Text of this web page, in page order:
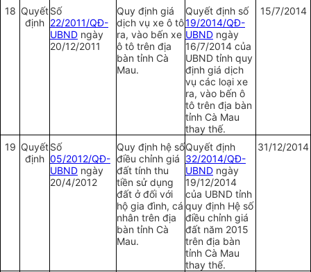
18 Quyết
định
Số
22/2011/QĐ-
UBND ngày
20/12/2011
Quy định giá
dịch vụ xe ô tô
ra, vào bến xe
ô tô trên địa
bàn tỉnh Cà
Mau.
Quyết định số
19/2014/QĐ-
UBND ngày
16/7/2014 của
UBND tỉnh quy
định giá dịch
vụ các loại xe
ra, vào bến ô
tô trên địa bàn
tỉnh Cà Mau
thay thế.
15/7/2014
19 Quyết
định
Số
05/2012/QĐ-
UBND ngày
20/4/2012
Quy định hệ số
điều chỉnh giá
đất tính thu
tiền sử dụng
đất ở đối với
hộ gia đình, cá
nhân trên địa
bàn tỉnh Cà
Mau.
Quyết định
32/2014/QĐ-
UBND ngày
19/12/2014
của UBND tỉnh
quy định Hệ số
điều chỉnh giá
đất năm 2015
trên địa bàn
tỉnh Cà Mau
thay thế.
31/12/2014